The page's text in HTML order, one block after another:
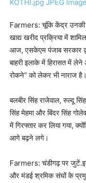
Farmers: चूंकि केंद्र उनकी
खाद्य खरीद प्रक्रिया में
आज, एसकेएम पंजाब सरकार
बाहरी इलाके में हिरासत में
रोकने” को लेकर भी नाराज है।
बलबीर सिंह राजेवाल, रुल्दू
सिंह मेहमा और बिंदर सिंह
में गिरफ्तार कर लिया गया,
आगे बढ़ने लगे।
Farmers: चंडीगढ़ पर
और मंडई श्रमिक संघों के